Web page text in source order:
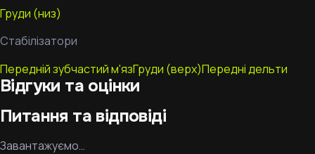
Груди (низ)
Стабілізатори
Передній зубчастий м'язГруди (верх)Передні дельти
Відгуки та оцінки
Питання та відповіді
Завантажуємо…